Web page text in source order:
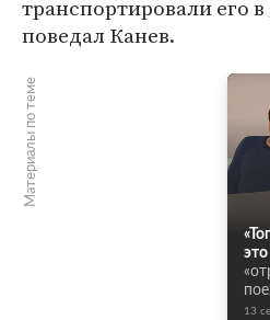
транспортировали его в
поведал Канев.
Материалы по теме
13